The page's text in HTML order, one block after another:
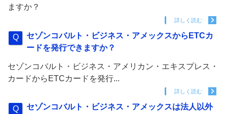
ますか？
詳しく読む
セゾンコバルト・ビジネス・アメックスからETCカ
ードを発行できますか？
セゾンコバルト・ビジネス・アメリカン・エキスプレス・
カードからETCカードを発行...
詳しく読む
セゾンコバルト・ビジネス・アメックスは法人以外